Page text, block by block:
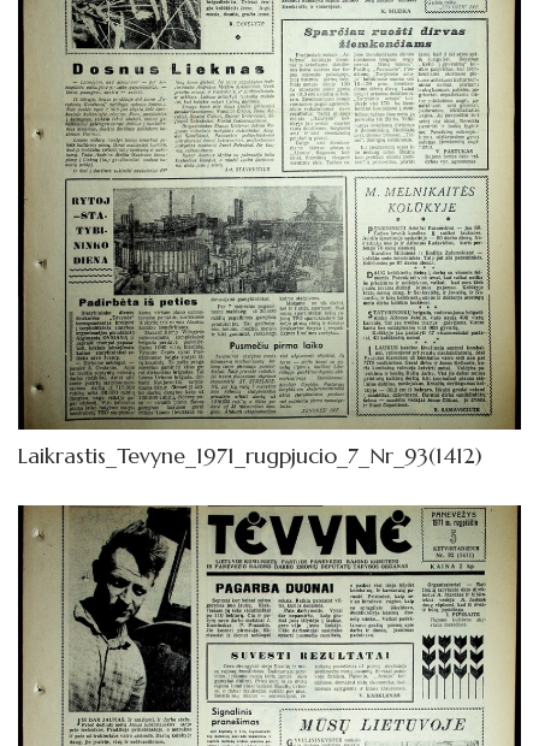
Laikrastis_Tevyne_1971_rugpjucio_7_Nr_93(1412)